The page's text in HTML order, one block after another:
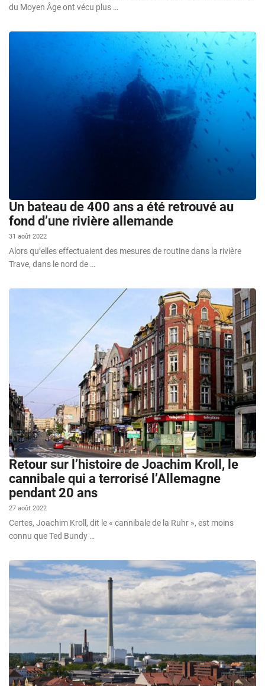
du Moyen Âge ont vécu plus …
Un bateau de 400 ans a été retrouvé au
fond d’une rivière allemande
31 août 2022
Alors qu’elles effectuaient des mesures de routine dans la rivière
Trave, dans le nord de …
Retour sur l’histoire de Joachim Kroll, le
cannibale qui a terrorisé l’Allemagne
pendant 20 ans
27 août 2022
Certes, Joachim Kroll, dit le « cannibale de la Ruhr », est moins
connu que Ted Bundy …